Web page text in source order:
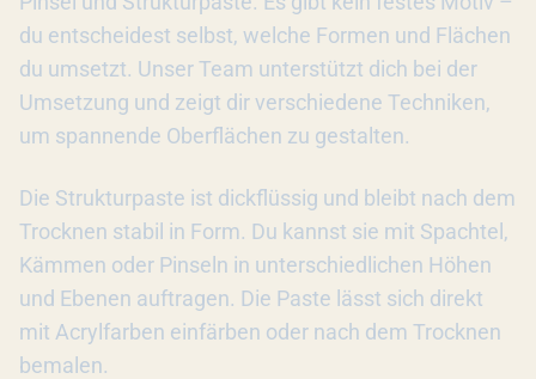
du entscheidest selbst, welche Formen und Flächen
du umsetzt. Unser Team unterstützt dich bei der
Umsetzung und zeigt dir verschiedene Techniken,
um spannende Oberflächen zu gestalten.
Die Strukturpaste ist dickflüssig und bleibt nach dem
Trocknen stabil in Form. Du kannst sie mit Spachtel,
Kämmen oder Pinseln in unterschiedlichen Höhen
und Ebenen auftragen. Die Paste lässt sich direkt
mit Acrylfarben einfärben oder nach dem Trocknen
bemalen.